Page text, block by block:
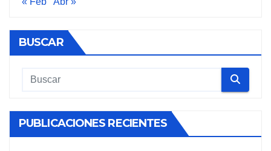
BUSCAR
PUBLICACIONES RECIENTES